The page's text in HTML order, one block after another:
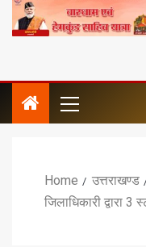
Home
उत्तराखण्ड
जिलाधिकारी द्वारा 3